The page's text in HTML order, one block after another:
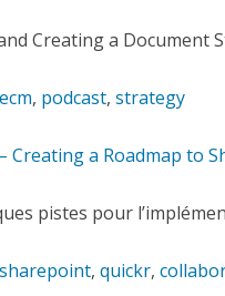
Creating a Document
ecm, podcast, strategy
Creating a Roadmap to
pistes pour
sharepoint, quickr,